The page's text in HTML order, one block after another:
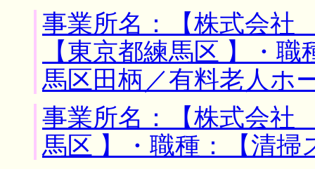
事業所名：【株式会
【東京都練馬区 】・
馬区田柄／有料老人ホ
事業所名：【株式会社
馬区 】・職種：【清掃